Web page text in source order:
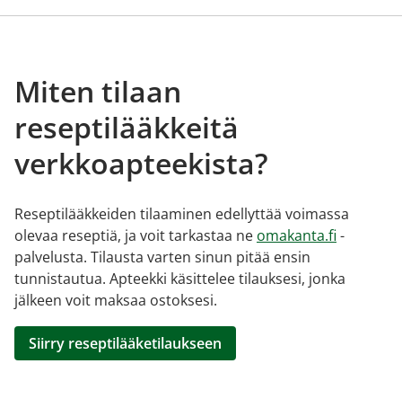
Miten tilaan
reseptilääkkeitä
verkkoapteekista?
Reseptilääkkeiden tilaaminen edellyttää voimassa
olevaa reseptiä, ja voit tarkastaa ne omakanta.fi -
palvelusta. Tilausta varten sinun pitää ensin
tunnistautua. Apteekki käsittelee tilauksesi, jonka
jälkeen voit maksaa ostoksesi.
Siirry reseptilääketilaukseen